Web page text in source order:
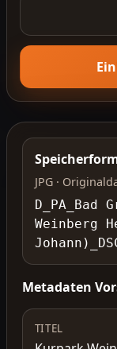
JPG ·
D_PA_Bad
Weinberg
Metadaten
TITEL